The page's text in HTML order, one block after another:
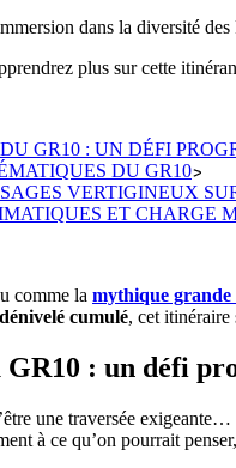
dans la diversité
plus sur cette
GR10 : UN DÉFI
DU GR10
VERTIGINEUX
ET CHARGE
comme la mythique grande
cumulé, cet itinéraire
GR10 : un défi
une traversée
à ce qu’on pourrait penser,